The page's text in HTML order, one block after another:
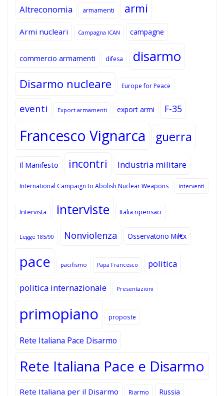
Altreconomia armamenti armi
Armi nucleari Campagna ICAN campagne
commercio armamenti difesa disarmo
Disarmo nucleare Europe for Peace
eventi Export armamenti export armi F-35
Francesco Vignarca guerra
Il Manifesto incontri Industria militare
International Campaign to Abolish Nuclear Weapons interventi
Intervista interviste Italia ripensaci
Legge 185/90 Nonviolenza Osservatorio Mil€x
pace pacifismo Papa Francesco politica
politica internazionale Presentazioni
primopiano proposte
Rete Italiana Pace Disarmo
Rete Italiana Pace e Disarmo
Rete Italiana per il Disarmo Riarmo Russia